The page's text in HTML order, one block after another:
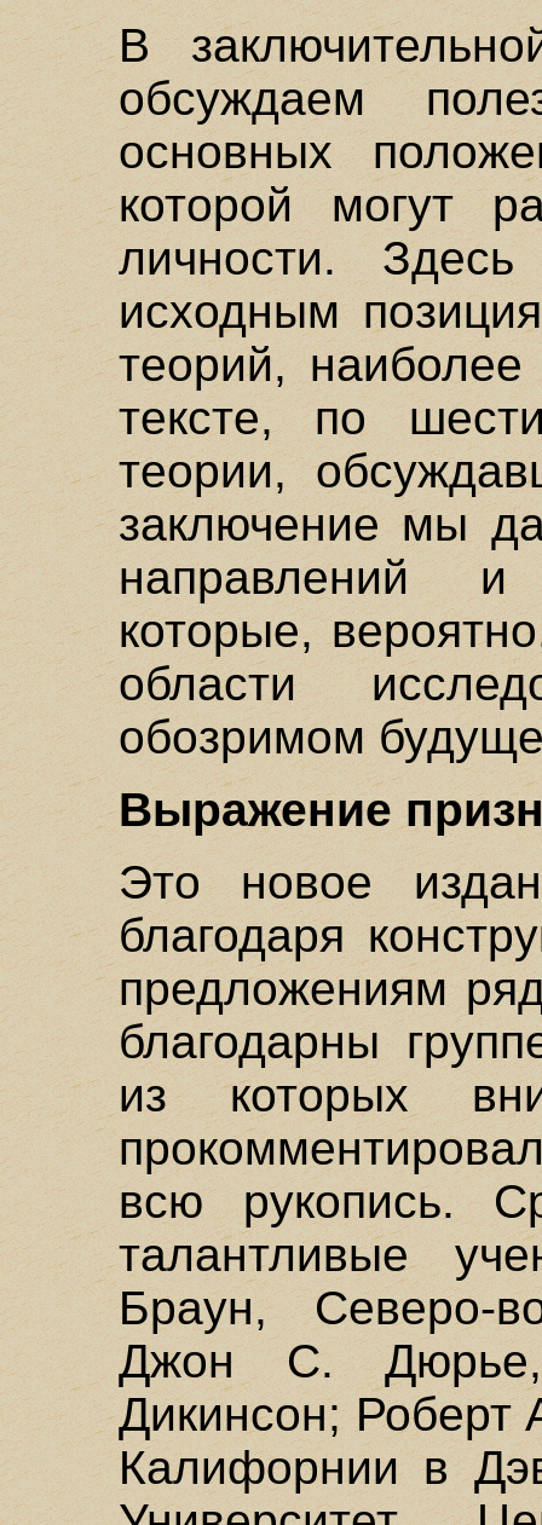
В
обсуждаем
основных
которой могут
личности.
исходным
теорий,
тексте, по
теории,
заключение мы
направлений
которые,
области
обозримом
Выражение
Это новое
благодаря
предложениям
благодарны
из которых
всю рукопись.
талантливые
Браун, Северо-
Джон С. Дюрье,
Дикинсон; Роберт
Калифорнии в